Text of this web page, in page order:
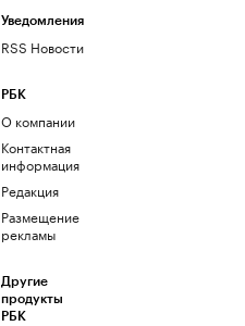
Уведомления
RSS Новости
РБК
О компании
Контактная
информация
Редакция
Размещение
рекламы
Другие
продукты
РБК